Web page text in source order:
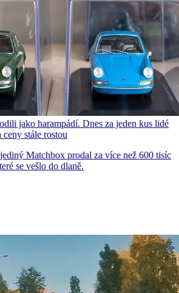
jako harampádí. Dnes za jeden kus lidé
stále rostou
Matchbox prodal za více než 600 tisíc
se vešlo do dlaně.